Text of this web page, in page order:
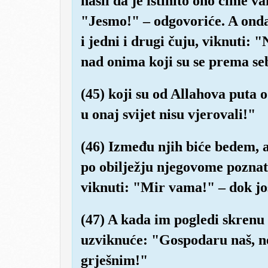
"Jesmo!" – odgovoriće. A
i jedni i drugi čuju, viknuti:
nad onima koji su se prema
(45) koji su od Allahova
u onaj svijet nisu vjerovali!"
(46) Između njih biće
po obilježju njegovome
viknuti: "Mir vama!" – dok
(47) A kada im pogledi
uzviknuće: "Gospodaru naš,
grješnim!"